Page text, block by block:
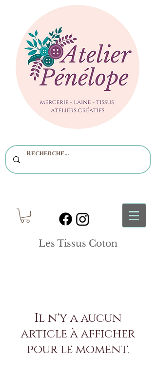
Les Tissus Coton
Il n'y a aucun
article à afficher
pour le moment.